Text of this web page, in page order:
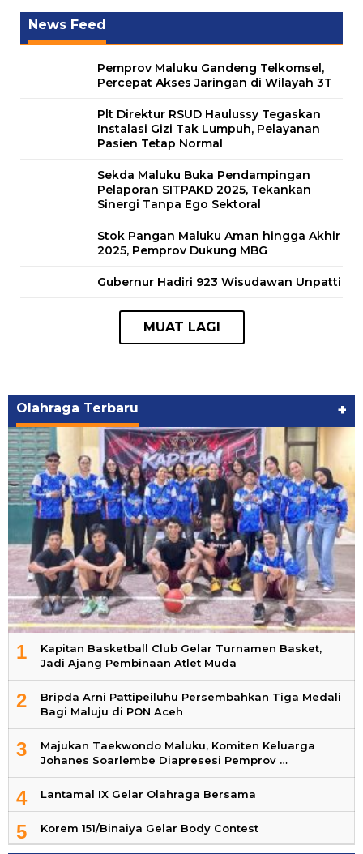
News Feed
Pemprov Maluku Gandeng Telkomsel,
Percepat Akses Jaringan di Wilayah 3T
Plt Direktur RSUD Haulussy Tegaskan
Instalasi Gizi Tak Lumpuh, Pelayanan
Pasien Tetap Normal
Sekda Maluku Buka Pendampingan
Pelaporan SITPAKD 2025, Tekankan
Sinergi Tanpa Ego Sektoral
Stok Pangan Maluku Aman hingga Akhir
2025, Pemprov Dukung MBG
Gubernur Hadiri 923 Wisudawan Unpatti
Olahraga Terbaru +
1
Kapitan Basketball Club Gelar Turnamen Basket,
Jadi Ajang Pembinaan Atlet Muda
2
Bripda Arni Pattipeiluhu Persembahkan Tiga Medali
Bagi Maluju di PON Aceh
3
Majukan Taekwondo Maluku, Komiten Keluarga
Johanes Soarlembe Diapresesi Pemprov …
4 Lantamal IX Gelar Olahraga Bersama
5 Korem 151/Binaiya Gelar Body Contest